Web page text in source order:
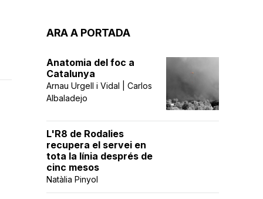
ARA A PORTADA
Anatomia del foc a
Catalunya
Arnau Urgell i Vidal | Carlos
Albaladejo
L'R8 de Rodalies
recupera el servei en
tota la línia després de
cinc mesos
Natàlia Pinyol